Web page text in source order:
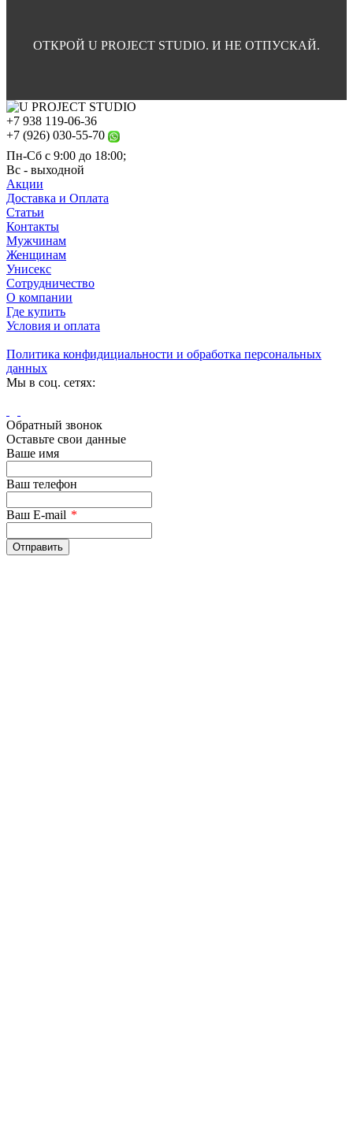
ОТКРОЙ U PROJECT STUDIO. И НЕ ОТПУСКАЙ.
+7 938 119-06-36
+7 (926) 030-55-70
Пн-Сб с 9:00 до 18:00;
Вс - выходной
Акции
Доставка и Оплата
Статьи
Контакты
Мужчинам
Женщинам
Унисекс
Сотрудничество
О компании
Где купить
Условия и оплата
Политика конфидициальности и обработка персональных
данных
Мы в соц. сетях:
Обратный звонок
Оставьте свои данные
Ваше имя
Ваш телефон
Ваш E-mail *
Отправить